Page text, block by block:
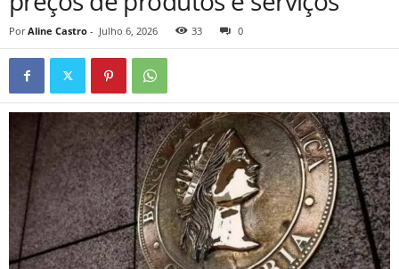
Por Aline Castro - Julho 6, 2026 33 0